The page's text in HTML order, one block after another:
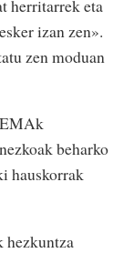
herritarrek eta
izan zen».
zen moduan
beharko
hauskorrak
hezkuntza